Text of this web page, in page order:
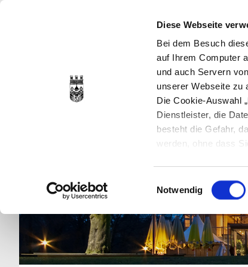
Diese Webseite
Bei dem Besuch
auf Ihrem Computer
und auch Servern
unserer Webseite zu
Die Cookie-Auswahl
Dienstleister, die
besteht die Gefahr,
werden, ohne dass
jederzeit mit
Einwilligungsauswahl
Notwendig